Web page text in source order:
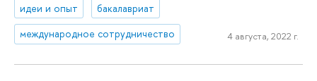
идеи и опыт
бакалавриат
международное сотрудничество
4 августа, 2022 г.